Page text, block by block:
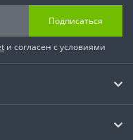
Подписаться
и согласен с условиями